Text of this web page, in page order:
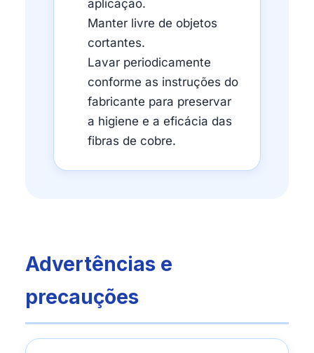
aplicação.
Manter livre de objetos
cortantes.
Lavar periodicamente
conforme as instruções do
fabricante para preservar
a higiene e a eficácia das
fibras de cobre.
Advertências e
precauções